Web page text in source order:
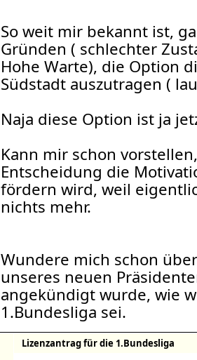
So weit mir bekannt ist,
Gründen ( schlechter
Hohe Warte), die Option
Südstadt auszutragen (
Naja diese Option ist ja
Kann mir schon
Entscheidung die
fördern wird, weil
nichts mehr.
Wundere mich schon
unseres neuen
angekündigt wurde, wie
1.Bundesliga sei.
Lizenzantrag für die 1.Bundesliga